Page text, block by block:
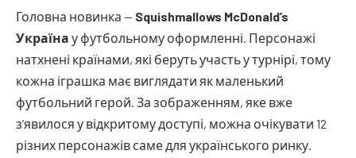
Головна новинка — Squishmallows McDonald’s
Україна у футбольному оформленні. Персонажі
натхнені країнами, які беруть участь у турнірі, тому
кожна іграшка має виглядати як маленький
футбольний герой. За зображенням, яке вже
з’явилося у відкритому доступі, можна очікувати 12
різних персонажів саме для українського ринку.